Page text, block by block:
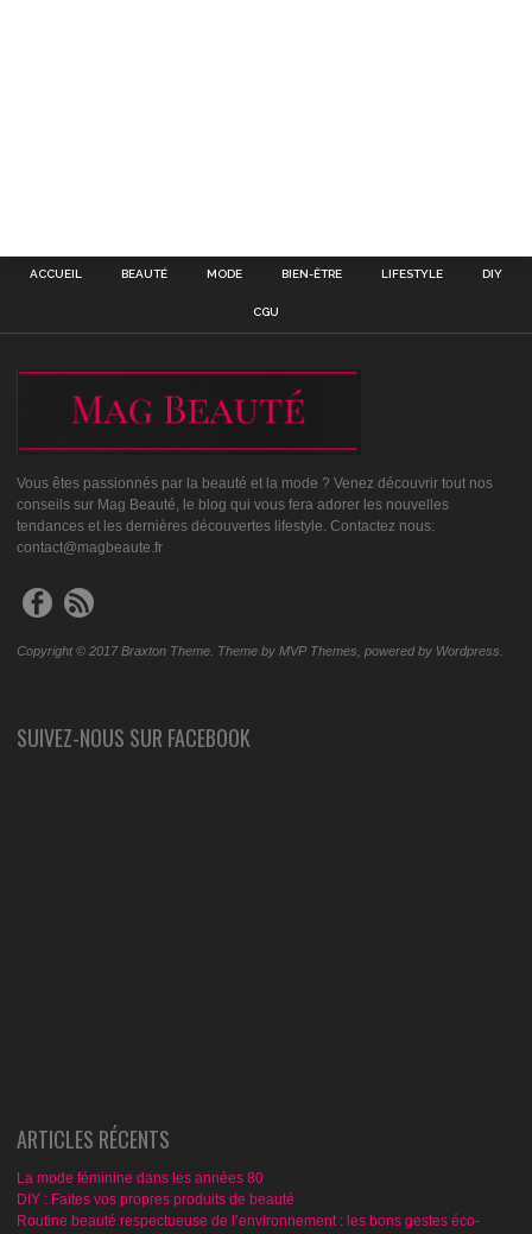
ACCUEIL BEAUTÉ MODE BIEN-ÊTRE LIFESTYLE DIY
CGU
Vous êtes passionnés par la beauté et la mode ? Venez découvrir tout nos
conseils sur Mag Beauté, le blog qui vous fera adorer les nouvelles
tendances et les dernières découvertes lifestyle. Contactez nous:
contact@magbeaute.fr
Copyright © 2017 Braxton Theme. Theme by MVP Themes, powered by Wordpress.
SUIVEZ-NOUS SUR FACEBOOK
ARTICLES RÉCENTS
La mode féminine dans les années 80
DIY : Faites vos propres produits de beauté
Routine beauté respectueuse de l’environnement : les bons gestes éco-